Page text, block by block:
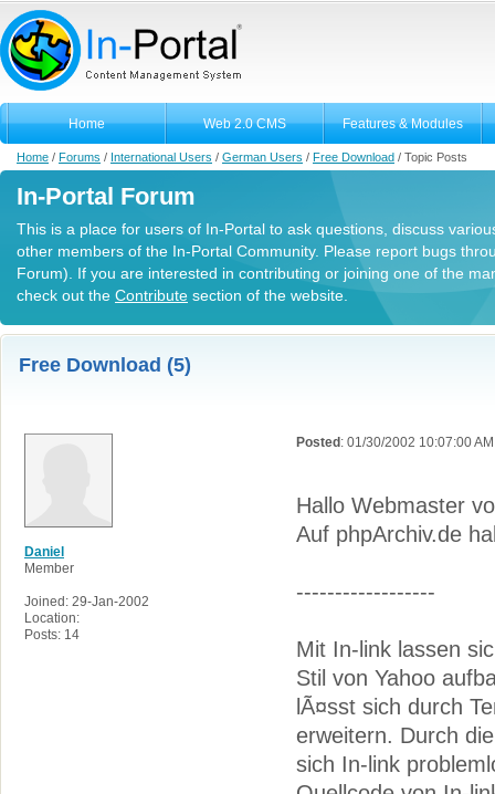
Home Web 2.0 CMS Features & Modules
Home / Forums / International Users / German Users / Free Download / Topic Posts
In-Portal Forum
This is a place for users of In-Portal to ask questions, discuss
other members of the In-Portal Community. Please report bugs
Forum). If you are interested in contributing or joining one of the
check out the Contribute section of the website.
Free Download (5)
Daniel
Member
Joined: 29-Jan-2002
Location:
Posts: 14
Posted : 01/30/2002 10:07:00 AM
Hallo Webmaster
Auf phpArchiv.de
------------------
Mit In-link lassen
Stil von Yahoo
lÃ¤sst sich durch
erweitern. Durch
sich In-link